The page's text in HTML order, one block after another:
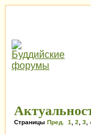
Страницы Пред. 1 2 3